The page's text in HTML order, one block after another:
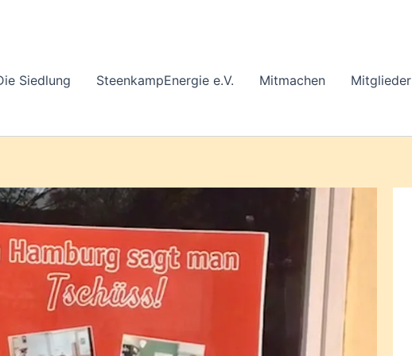
Siedlung SteenkampEnergie e.V. Mitmachen Mitglieder